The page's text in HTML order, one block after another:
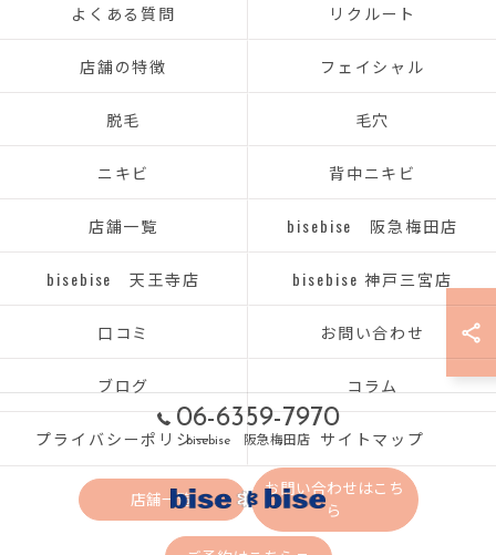
06-6359-7970
bisebise 阪急梅田店
店舗一覧
お問い合わせはこち
ら
よくある質問 リクルート
店舗の特徴 フェイシャル
脱毛 毛穴
ニキビ 背中ニキビ
店舗一覧 bisebise 阪急梅田店
bisebise 天王寺店 bisebise 神戸三宮店
口コミ お問い合わせ
ブログ コラム
プライバシーポリシー サイトマップ